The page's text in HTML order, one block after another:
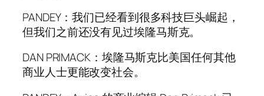
PANDEY：我们已经看到很多科技巨头崛起，
但我们之前还没有见过埃隆马斯克。
DAN PRIMACK：埃隆马斯克比美国任何其他
商业人士更能改变社会。